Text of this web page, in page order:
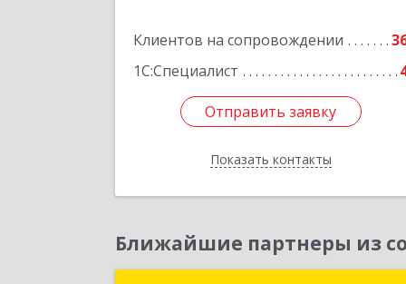
Клиентов на сопровождении
1С:Специалист
Отправить заявку
Показать контакты
Отправить заявку
Назад
Ближайшие партнеры из